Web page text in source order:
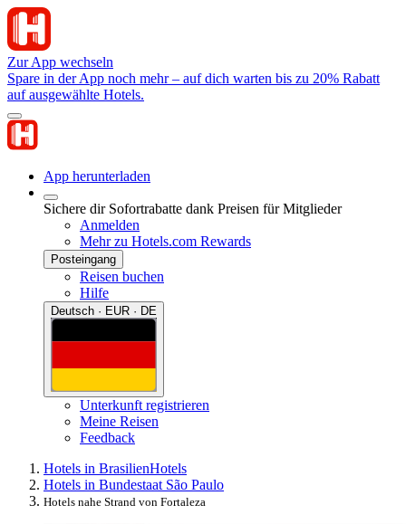
Zur App wechseln
Spare in der App noch mehr – auf dich warten bis zu 20% Rabatt
auf ausgewählte Hotels.
App herunterladen
Sichere dir Sofortrabatte dank Preisen für Mitglieder
Anmelden
Mehr zu Hotels.com Rewards
Posteingang
Reisen buchen
Hilfe
Deutsch · EUR · DE
Unterkunft registrieren
Meine Reisen
Feedback
Hotels in BrasilienHotels
Hotels in Bundestaat São Paulo
Hotels nahe Strand von Fortaleza